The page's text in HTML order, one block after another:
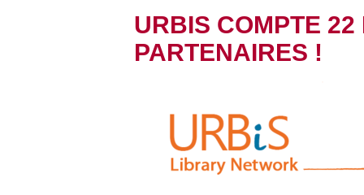
URBIS COMPTE
PARTENAIRES !